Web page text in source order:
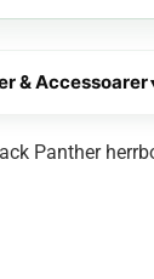
& Accessoarer
Panther